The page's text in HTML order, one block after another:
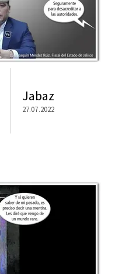
Jabaz
27.07.2022